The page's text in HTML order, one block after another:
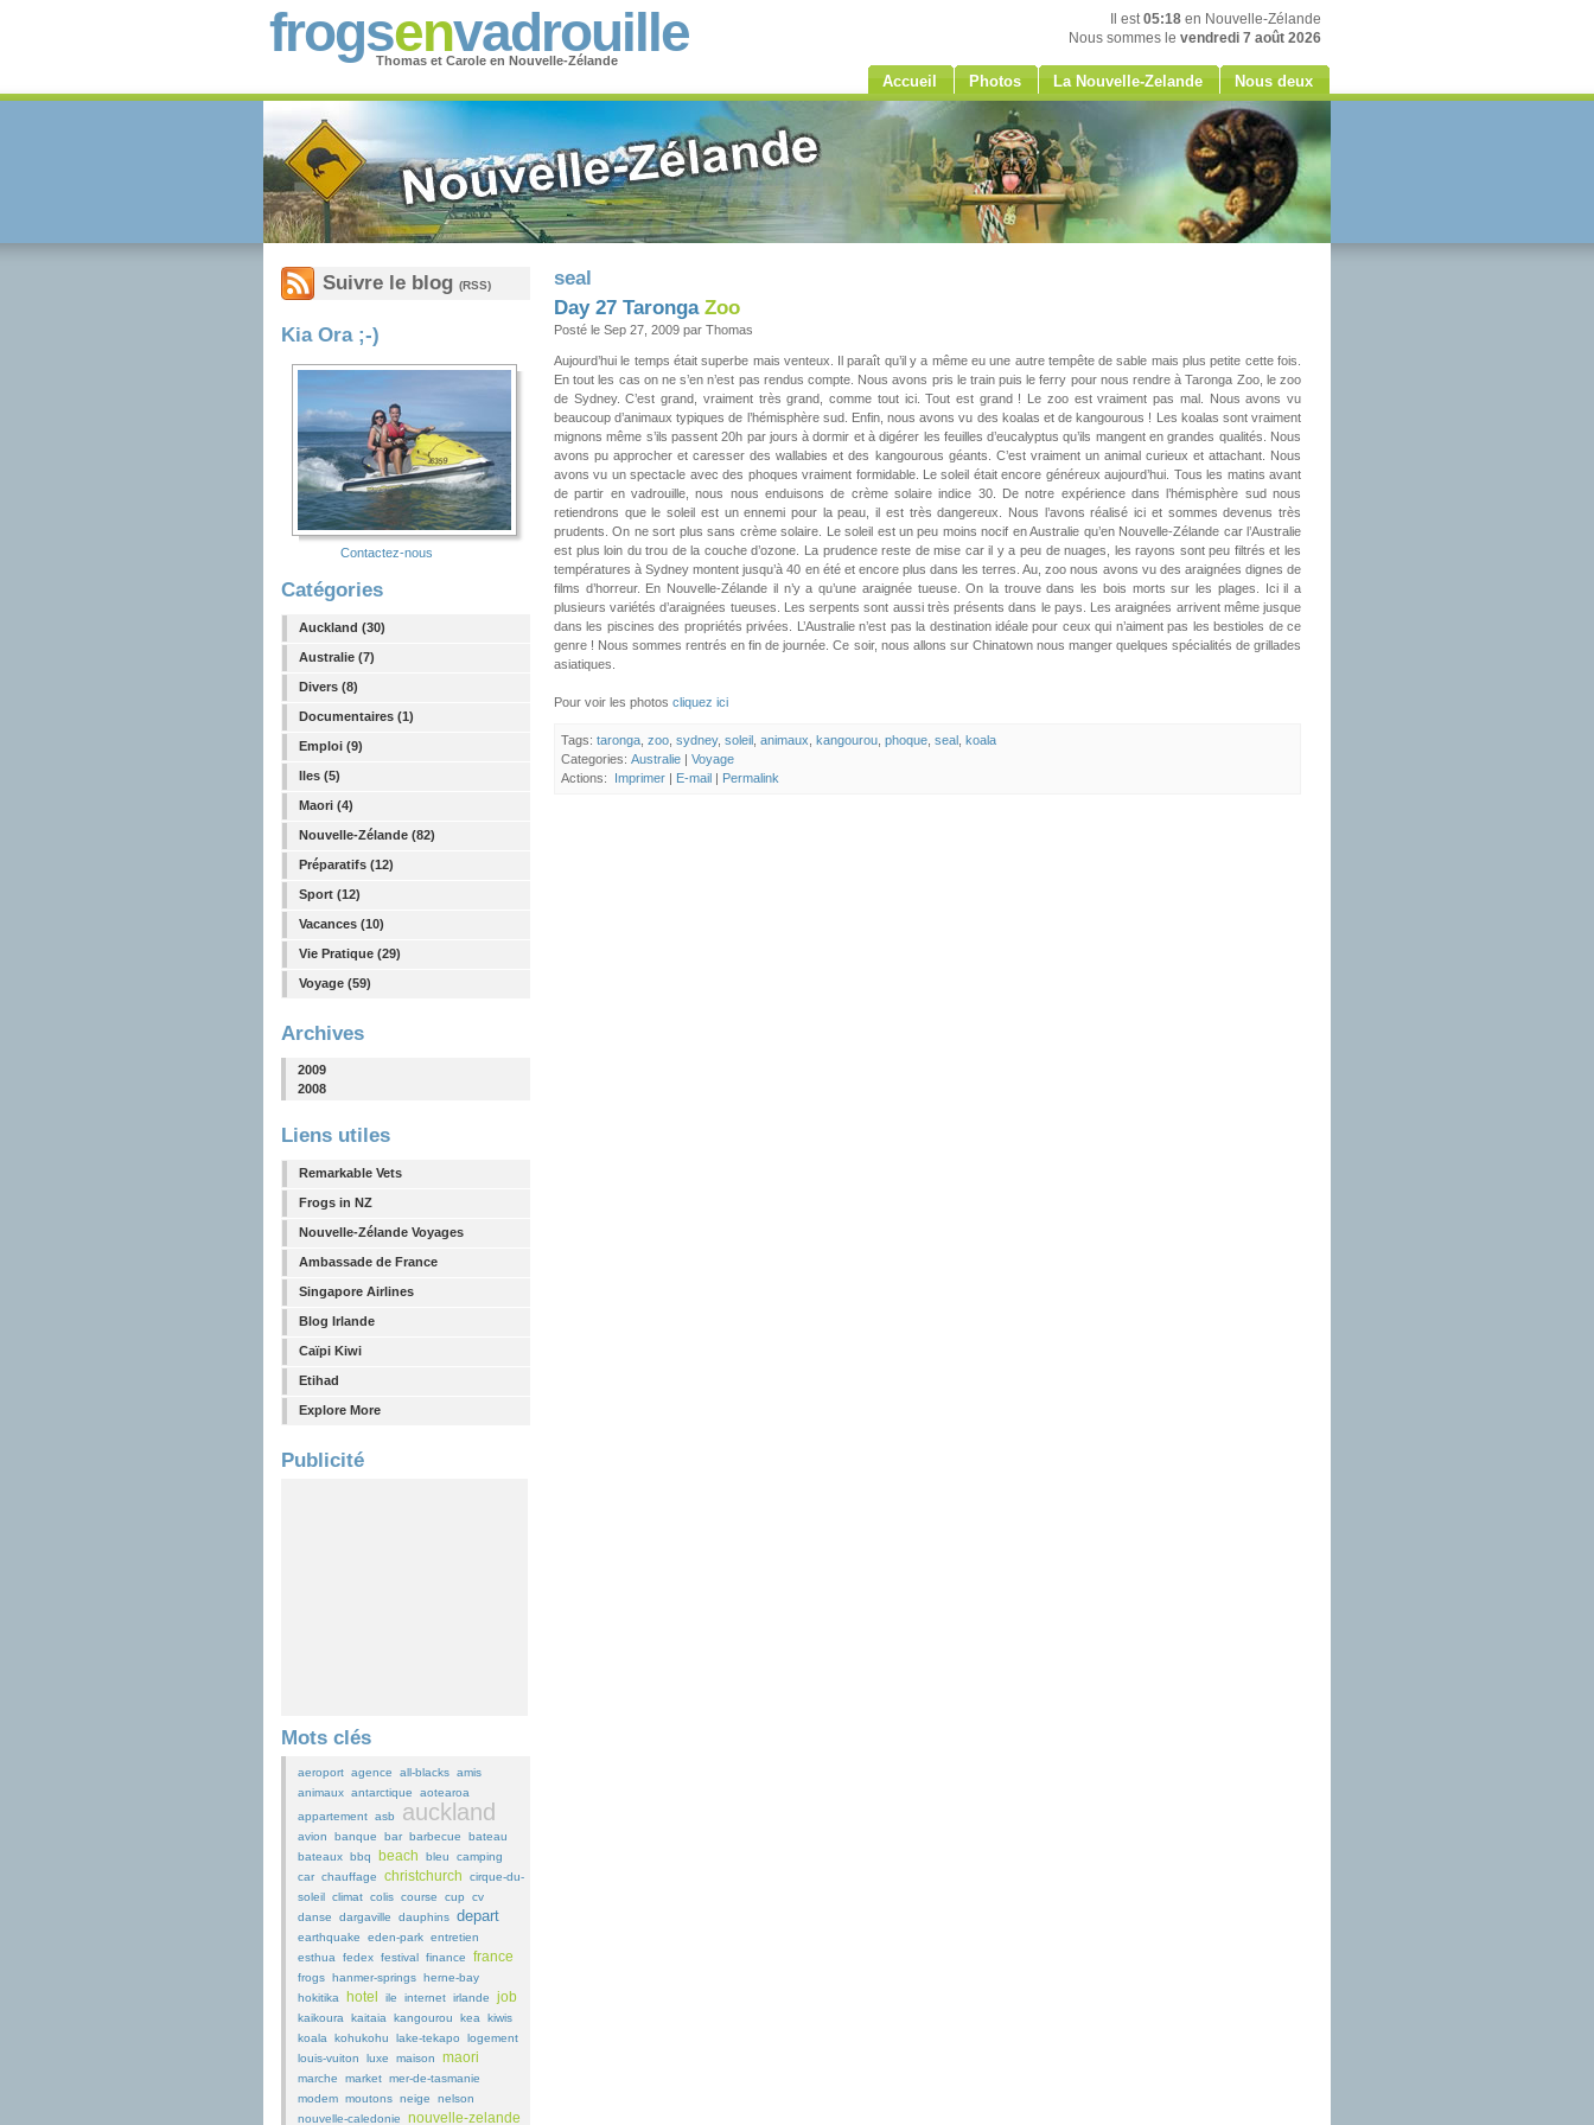
frogsenvadrouille
Thomas et Carole en Nouvelle-Zélande
Il est05:18 en Nouvelle-Zélande
Nous sommes le vendredi 7 août 2026
Accueil Photos La Nouvelle-Zelande Nous deux
Suivre le blog (RSS)
Kia Ora ;-)
Contactez-nous
Catégories
Auckland (30)
Australie (7)
Divers (8)
Documentaires (1)
Emploi (9)
Iles (5)
Maori (4)
Nouvelle-Zélande (82)
Préparatifs (12)
Sport (12)
Vacances (10)
Vie Pratique (29)
Voyage (59)
Archives
2009
2008
Liens utiles
Remarkable Vets
Frogs in NZ
Nouvelle-Zélande Voyages
Ambassade de France
Singapore Airlines
Blog Irlande
Caïpi Kiwi
Etihad
Explore More
Publicité
Mots clés
aeroport agence all-blacks amis
animaux antarctique
aotearoa
appartement asb auckland
avion banque bar barbecue
bateau
bateaux bbq beach bleu
camping
car chauffage christchurch
cirque-du-
soleil climat colis course cup
cv
danse
dargaville dauphins depart
earthquake eden-park entretien
esthua
fedex festival finance france
frogs hanmer-springs herne-bay
hokitika
hotel ile internet irlande job
kaikoura kaitaia kangourou kea
kiwis
koala
kohukohu lake-tekapo
logement
louis-vuiton
luxe maison maori
marche market mer-de-tasmanie
modem moutons neige
nelson
nouvelle-caledonie
nouvelle-zelande
seal
Day 27 Taronga Zoo
Posté le Sep 27, 2009 par Thomas
Aujourd’hui le temps était superbe mais venteux. Il paraît qu’il y a même eu une autre tempête de sable mais plus petite cette fois.
En tout les cas on ne s’en n’est pas rendus compte. Nous avons pris le train puis le ferry pour nous rendre à Taronga Zoo, le zoo
de Sydney. C’est grand, vraiment très grand, comme tout ici. Tout est grand ! Le zoo est vraiment pas mal. Nous avons vu
beaucoup d’animaux typiques de l’hémisphère sud. Enfin, nous avons vu des koalas et de kangourous ! Les koalas sont vraiment
mignons même s’ils passent 20h par jours à dormir et à digérer les feuilles d’eucalyptus qu’ils mangent en grandes qualités. Nous
avons pu approcher et caresser des wallabies et des kangourous géants. C’est vraiment un animal curieux et attachant. Nous
avons vu un spectacle avec des phoques vraiment formidable. Le soleil était encore généreux aujourd’hui. Tous les matins avant
de partir en vadrouille, nous nous enduisons de crème solaire indice 30. De notre expérience dans l’hémisphère sud nous
retiendrons que le soleil est un ennemi pour la peau, il est très dangereux. Nous l’avons réalisé ici et sommes devenus très
prudents. On ne sort plus sans crème solaire. Le soleil est un peu moins nocif en Australie qu’en Nouvelle-Zélande car l’Australie
est plus loin du trou de la couche d’ozone. La prudence reste de mise car il y a peu de nuages, les rayons sont peu filtrés et les
températures à Sydney montent jusqu’à 40 en été et encore plus dans les terres. Au, zoo nous avons vu des araignées dignes de
films d’horreur. En Nouvelle-Zélande il n’y a qu’une araignée tueuse. On la trouve dans les bois morts sur les plages. Ici il a
plusieurs variétés d’araignées tueuses. Les serpents sont aussi très présents dans le pays. Les araignées arrivent même jusque
dans les piscines des propriétés privées. L’Australie n’est pas la destination idéale pour ceux qui n’aiment pas les bestioles de ce
genre ! Nous sommes rentrés en fin de journée. Ce soir, nous allons sur Chinatown nous manger quelques spécialités de grillades
asiatiques.
Pour voir les photos cliquez ici
Tags: taronga zoo sydney, soleil animaux kangourou phoque seal koala
Categories: Australie | Voyage
Actions: Imprimer | E-mail | Permalink